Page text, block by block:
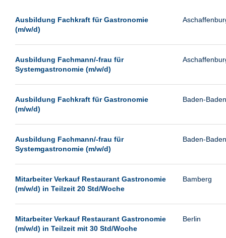
Heilbronn
Ingolstadt
Kassel
Laatzen
Leipzig
Leverkusen
Magdeburg
Mannheim
München
Ausbildung Fachkraft für Gastronomie
(m/w/d)
Ausbildung Fachmann/-frau für
Systemgastronomie (m/w/d)
Ausbildung Fachkraft für Gastronomie
(m/w/d)
Baden-Baden
Ausbildung Fachmann/-frau für
Systemgastronomie (m/w/d)
Baden-Baden
Mitarbeiter Verkauf Restaurant Gastronomie
(m/w/d) in Teilzeit 20 Std/Woche
Bamberg
Mitarbeiter Verkauf Restaurant Gastronomie
(m/w/d) in Teilzeit mit 30 Std/Woche
Berlin